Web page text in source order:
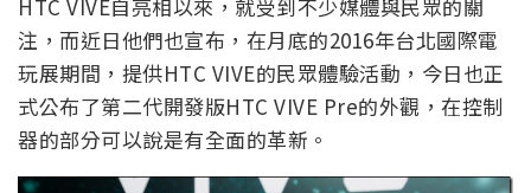
HTC VIVE自亮相以來，就受到不少媒體與民眾的關
注，而近日他們也宣布，在月底的2016年台北國際電
玩展期間，提供HTC VIVE的民眾體驗活動，今日也正
式公布了第二代開發版HTC VIVE Pre的外觀，在控制
器的部分可以說是有全面的革新。